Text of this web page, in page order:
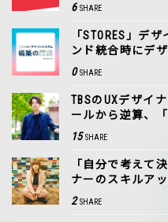
6 SHARE
「STORES」デ
ンド統合時にデ
と
0 SHARE
TBSのUXデザイ
ールから逆算、
ト
15 SHARE
「自分で考えて
ナーのスキルア
恵（きよえ氏）
2 SHARE